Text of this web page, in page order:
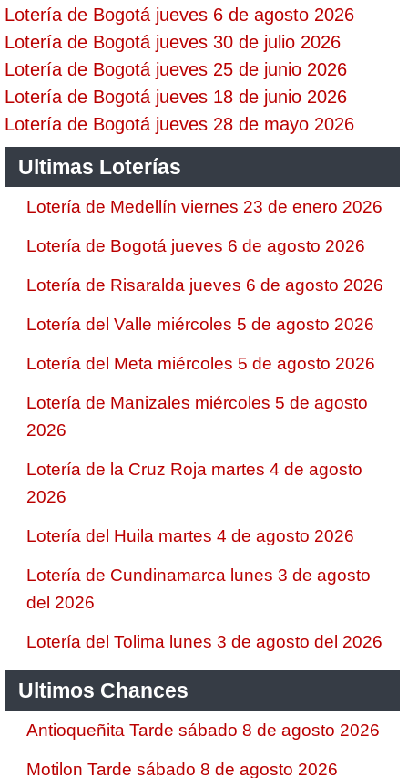
Lotería de Bogotá jueves 6 de agosto 2026
Lotería de Bogotá jueves 30 de julio 2026
Lotería de Bogotá jueves 25 de junio 2026
Lotería de Bogotá jueves 18 de junio 2026
Lotería de Bogotá jueves 28 de mayo 2026
Ultimas Loterías
Lotería de Medellín viernes 23 de enero 2026
Lotería de Bogotá jueves 6 de agosto 2026
Lotería de Risaralda jueves 6 de agosto 2026
Lotería del Valle miércoles 5 de agosto 2026
Lotería del Meta miércoles 5 de agosto 2026
Lotería de Manizales miércoles 5 de agosto
2026
Lotería de la Cruz Roja martes 4 de agosto
2026
Lotería del Huila martes 4 de agosto 2026
Lotería de Cundinamarca lunes 3 de agosto
del 2026
Lotería del Tolima lunes 3 de agosto del 2026
Ultimos Chances
Antioqueñita Tarde sábado 8 de agosto 2026
Motilon Tarde sábado 8 de agosto 2026